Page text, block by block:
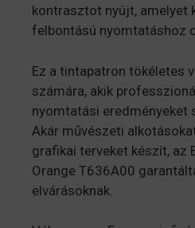
kontrasztot nyújt, amelyet
felbontású nyomtatáshoz
Ez a tintapatron tökéletes
számára, akik
nyomtatási eredményeket
Akár művészeti
grafikai terveket készít, az
Orange T636A00
elvárásoknak.